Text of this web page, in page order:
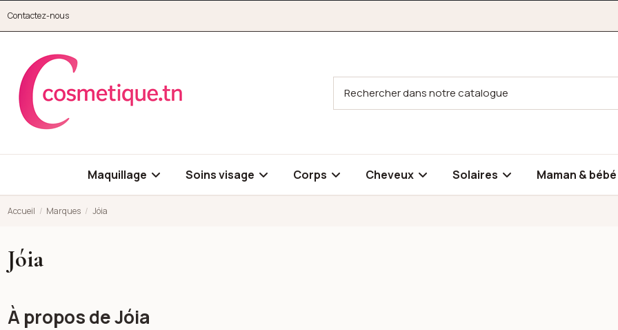
Contactez-nous
Maquillage Soins visage Corps Cheveux Solaires Maman & bébé
Accueil Marques Jóia
Jóia
À propos de Jóia